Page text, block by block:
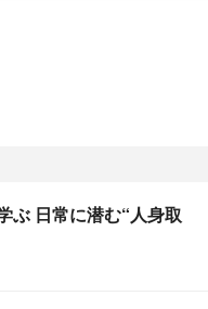
ぶ 日常に潜む“人身取